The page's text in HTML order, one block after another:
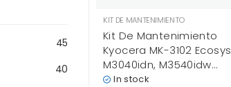
45
40
KIT DE MANTENIMIENTO
Kit De Mantenimiento
Kyocera MK-3102 Ecosys
M3040idn, M3540idw
Original
In stock